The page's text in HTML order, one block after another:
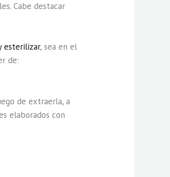
Cabe destacar
esterilizar, sea en el
de:
de extraerla, a
elaborados con